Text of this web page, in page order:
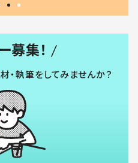
募集！
・執筆をしてみませんか？